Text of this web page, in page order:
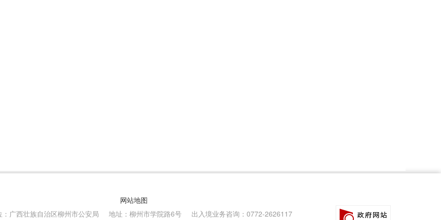
网站地图
：广西壮族自治区柳州市公安局
地址：柳州市学院路6号 出入境业务咨询：0772-2626117